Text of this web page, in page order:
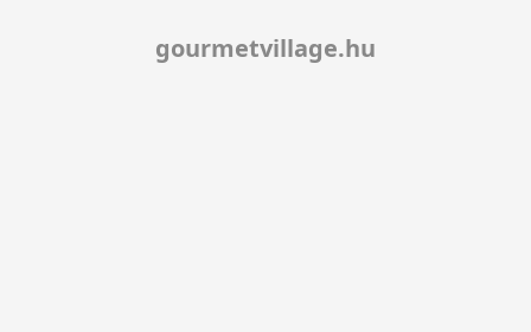
gourmetvillage.hu